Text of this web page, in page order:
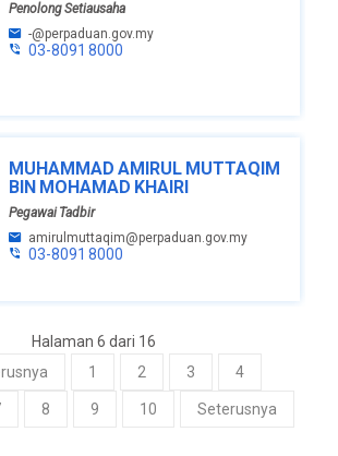
Penolong Setiausaha
-@perpaduan.gov.my
03-8091 8000
MUHAMMAD AMIRUL MUTTAQIM
BIN MOHAMAD KHAIRI
Pegawai Tadbir
amirulmuttaqim@perpaduan.gov.my
03-8091 8000
Halaman 6 dari 16
1 2 3 4
8 9 10 Seterusnya